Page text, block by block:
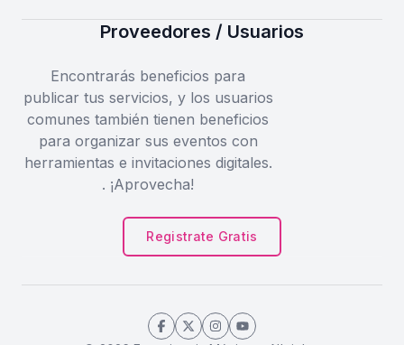
Proveedores / Usuarios
Encontrarás beneficios para
publicar tus servicios, y los usuarios
comunes también tienen beneficios
para organizar sus eventos con
herramientas e invitaciones digitales.
. ¡Aprovecha!
Registrate Gratis